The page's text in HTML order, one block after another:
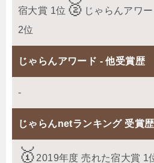
宿大賞 1位
じゃらんアワ
2位
じゃらんアワード - 他受賞歴
-
じゃらんnetランキング 受賞歴
2019年度 売れた宿大賞 1